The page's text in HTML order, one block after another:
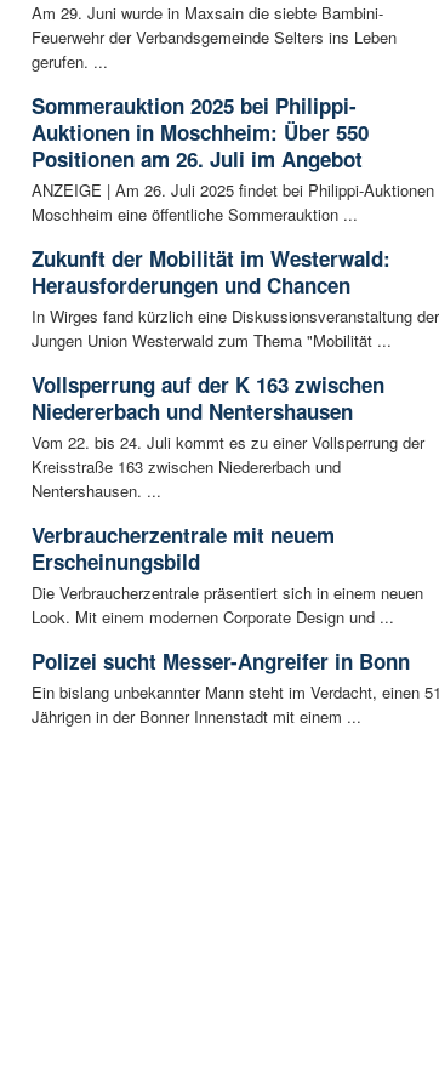
Am 29. Juni wurde in Maxsain die siebte Bambini-
Feuerwehr der Verbandsgemeinde Selters ins Leben
gerufen. ...
Sommerauktion 2025 bei Philippi-
Auktionen in Moschheim: Über 550
Positionen am 26. Juli im Angebot
ANZEIGE | Am 26. Juli 2025 findet bei Philippi-Auktionen
Moschheim eine öffentliche Sommerauktion ...
Zukunft der Mobilität im Westerwald:
Herausforderungen und Chancen
In Wirges fand kürzlich eine Diskussionsveranstaltung der
Jungen Union Westerwald zum Thema "Mobilität ...
Vollsperrung auf der K 163 zwischen
Niedererbach und Nentershausen
Vom 22. bis 24. Juli kommt es zu einer Vollsperrung der
Kreisstraße 163 zwischen Niedererbach und
Nentershausen. ...
Verbraucherzentrale mit neuem
Erscheinungsbild
Die Verbraucherzentrale präsentiert sich in einem neuen
Look. Mit einem modernen Corporate Design und ...
Polizei sucht Messer-Angreifer in Bonn
Ein bislang unbekannter Mann steht im Verdacht, einen
Jährigen in der Bonner Innenstadt mit einem ...